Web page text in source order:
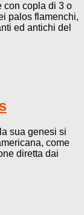
con copla di 3 o
palos flamenchi,
ed antichi del
sua genesi si
come
diretta dai